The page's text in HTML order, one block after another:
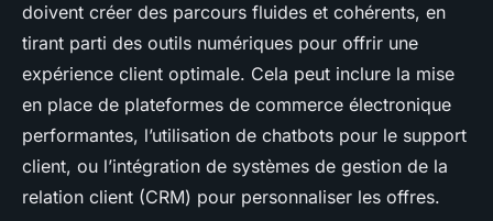
doivent créer des parcours fluides et cohérents, en
tirant parti des outils numériques pour offrir une
expérience client optimale. Cela peut inclure la mise
en place de plateformes de commerce électronique
performantes, l’utilisation de chatbots pour le support
client, ou l’intégration de systèmes de gestion de la
relation client (CRM) pour personnaliser les offres.